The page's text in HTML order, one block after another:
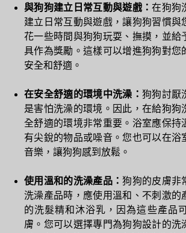
與狗狗建立日常互動與遊戲：在狗狗
建立日常互動與遊戲，讓狗狗習慣與
花一些時間與狗狗玩耍、撫摸，並給
具作為獎勵。這樣可以增進狗狗對您
安全和舒適。
在安全舒適的環境中洗澡： 狗狗討厭
是害怕洗澡的環境。因此，在給狗狗
全舒適的環境非常重要。浴室應保持
有尖銳的物品或噪音。您也可以在浴
音樂，讓狗狗感到放鬆。
使用溫和的洗澡產品：狗狗的皮膚非
洗澡產品時，應使用溫和、不刺激的
的洗髮精和沐浴乳，因為這些產品
膚。您可以選擇專門為狗狗設計的洗